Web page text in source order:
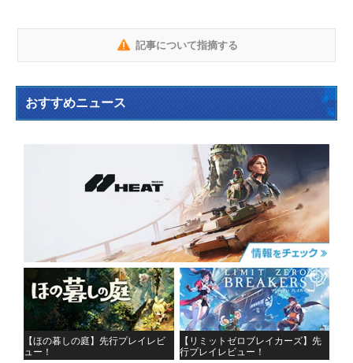
記事について指摘する
おすすめニュース
【ほの暮しの庭】先行プレイレビ
ュー！
【リミットゼロブレイカーズ】先
行プレイレビュー！